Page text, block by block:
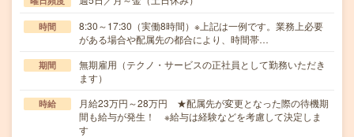
時間
8:30～17:30（実働8時間）※上記は一例です。業務上必要
がある場合や配属先の都合により、時間帯…
期間
無期雇用（テクノ・サービスの正社員として勤務いただき
ます）
時給
月給23万円～28万円 ★配属先が変更となった際の待機期
間も給与が発生！ ※給与は経験などを考慮して決定しま
す